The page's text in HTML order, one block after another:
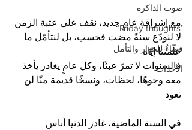
صوت الذاكرة
"Friday thoughts"
فضاءٌ للحوار والتأمل
الأحداث
مع إشراقة عامٍ جديد، نقف على عتبة الزمن
لا لنودّع سنةً مضت فحسب، بل لنتأمّل ما
علّمتنا إيّاه.
فالسنوات لا تمرّ عبثًا، وكل عامٍ يغادر يأخذ
معه وجوهًا، لحظات، ونسخًا قديمة منّا لن
تعود.
في السنة الماضية، غادر الدنيا أناس